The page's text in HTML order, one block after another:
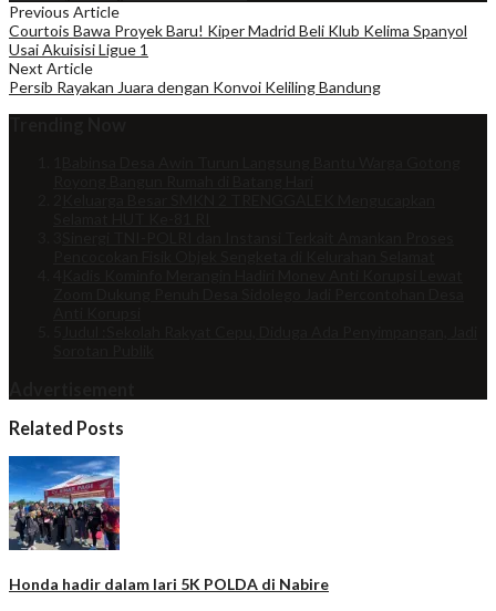
Previous Article
Courtois Bawa Proyek Baru! Kiper Madrid Beli Klub Kelima Spanyol
Usai Akuisisi Ligue 1
Next Article
Persib Rayakan Juara dengan Konvoi Keliling Bandung
Related Posts
Honda hadir dalam lari 5K POLDA di Nabire